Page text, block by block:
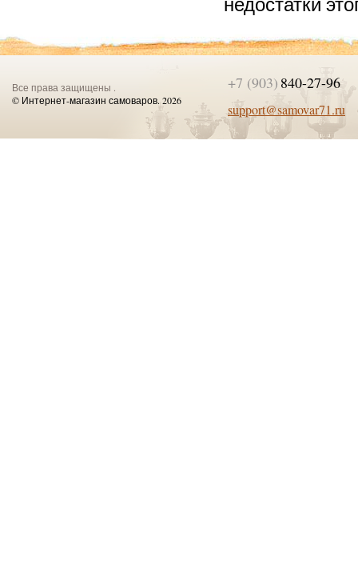
Все права защищены .
© Интернет-магазин самоваров. 2026
+7 (903) 840-27-96
support@samovar71.ru